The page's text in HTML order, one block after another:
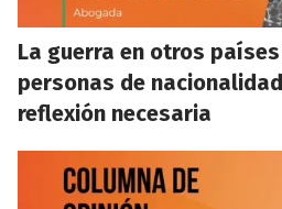
La guerra en otros
personas de
reflexión necesaria